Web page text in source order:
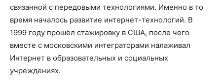
связанной с передовыми технологиями. Именно в то
время началось развитие интернет-технологий. В
1999 году прошёл стажировку в США, после чего
вместе с московскими интеграторами налаживал
Интернет в образовательных и социальных
учреждениях.